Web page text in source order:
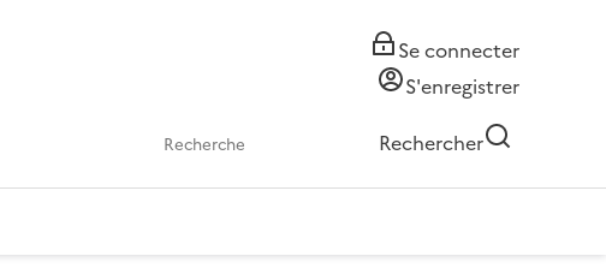
Se connecter
S'enregistrer
Rechercher